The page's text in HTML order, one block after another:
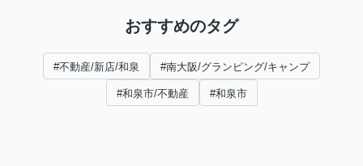
おすすめのタグ
#不動産/新店/和泉 #南大阪/グランピング/キャンプ
#和泉市/不動産 #和泉市